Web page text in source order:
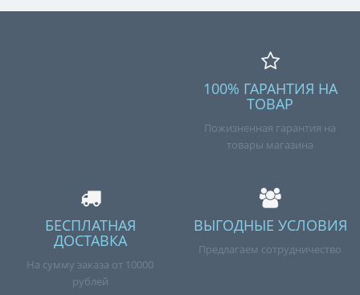
100% ГАРАНТИЯ НА
ТОВАР
Пожизненная гарантия на
товары магазина
БЕСПЛАТНАЯ
ДОСТАВКА
На сумму заказа от 10000
рублей
ВЫГОДНЫЕ УСЛОВИЯ
Предлагаем сотрудничество